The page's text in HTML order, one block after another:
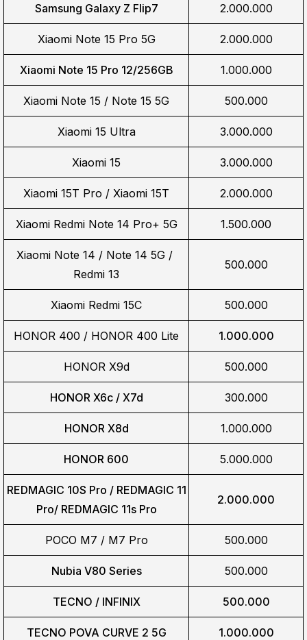
Samsung Galaxy Z Flip7 2.000.000
Xiaomi Note 15 Pro 5G 2.000.000
Xiaomi Note 15 Pro 12/256GB 1.000.000
Xiaomi Note 15 / Note 15 5G 500.000
Xiaomi 15 Ultra 3.000.000
Xiaomi 15 3.000.000
Xiaomi 15T Pro / Xiaomi 15T 2.000.000
Xiaomi Redmi Note 14 Pro+ 5G 1.500.000
Xiaomi Note 14 / Note 14 5G /
Redmi 13
500.000
Xiaomi Redmi 15C 500.000
HONOR 400 / HONOR 400 Lite 1.000.000
HONOR X9d 500.000
HONOR X6c / X7d 300.000
HONOR X8d 1.000.000
HONOR 600 5.000.000
REDMAGIC 10S Pro / REDMAGIC 11
Pro/ REDMAGIC 11s Pro
2.000.000
POCO M7 / M7 Pro 500.000
Nubia V80 Series 500.000
TECNO / INFINIX 500.000
TECNO POVA CURVE 2 5G 1.000.000